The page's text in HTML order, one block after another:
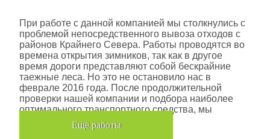
При работе с данной компанией мы столкнулись с
проблемой непосредственного вывоза отходов с
районов Крайнего Севера. Работы проводятся во
времена открытия зимников, так как в другое
время дороги представляют собой бескрайние
таежные леса. Но это не остановило нас в
феврале 2016 года. После продолжительной
проверки нашей компании и подбора наиболее
оптимального транспортного средства, мы
помогли данной компании.
Eщё работы